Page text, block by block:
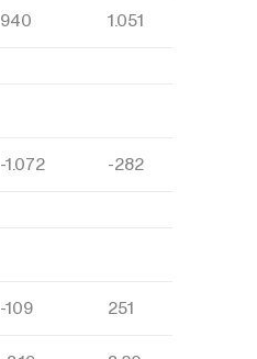
940 1.051
-1.072 -282
-109 251